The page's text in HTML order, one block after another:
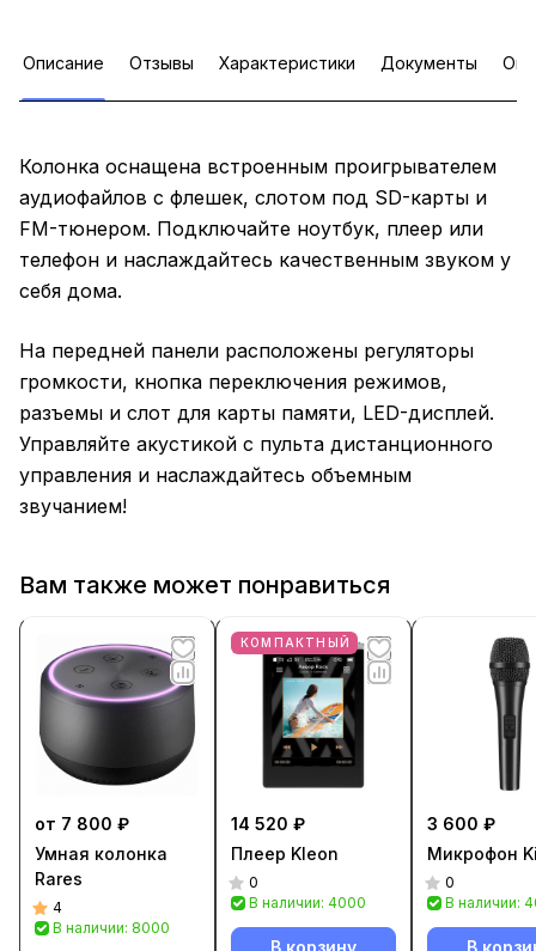
Описание Отзывы Характеристики Документы
Колонка оснащена встроенным проигрывателем
аудиофайлов с флешек, слотом под SD-карты и
FM-тюнером. Подключайте ноутбук, плеер или
телефон и наслаждайтесь качественным звуком у
себя дома.
На передней панели расположены регуляторы
громкости, кнопка переключения режимов,
разъемы и слот для карты памяти, LED-дисплей.
Управляйте акустикой с пульта дистанционного
управления и наслаждайтесь объемным
звучанием!
Вам также может понравиться
от 7 800 ₽
Умная колонка
Rares
4
В наличии: 8000
КОМПАКТНЫЙ
14 520 ₽
Плеер Kleon
0
В наличии: 4000
3 600 ₽
Микрофон
0
В наличии: